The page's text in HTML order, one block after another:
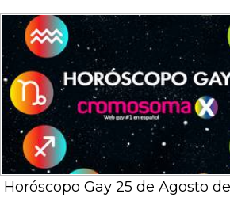
Horóscopo Gay 25 de Agosto